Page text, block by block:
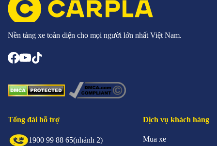
Nền tảng xe toàn diện cho mọi người lớn nhất Việt Nam.
Tổng đài hỗ trợ
1900 99 88 65(nhánh 2)
Dịch vụ khách hàng
Mua xe